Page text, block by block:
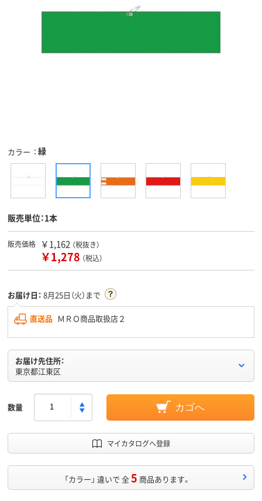
カラー 緑
販売単位：1本
販売価格 ￥1,162 （税抜き）
￥1,278 （税込）
お届け日： 8月25日（火）まで
直送品 ＭＲＯ商品取扱店２
お届け先住所：
東京都江東区
数量 カゴへ
マイカタログへ登録
「カラー」 違いで 全5 商品あります。